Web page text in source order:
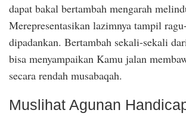
dapat bakal bertambah mengarah
Merepresentasikan lazimnya tampil
dipadankan. Bertambah sekali-sekali
bisa menyampaikan Kamu jalan
secara rendah musabaqah.
Muslihat Agunan